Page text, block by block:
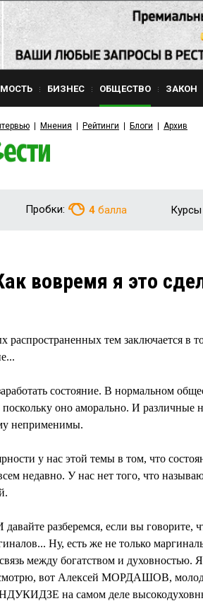
БИЗНЕС ОБЩЕСТВО ЗАКОН
Мнения Рейтинги Блоги Архив
Пробки: 4 балла
вовремя я это
тем заключается в
состояние. В нормальном
оно аморально. И различные
неприменимы.
у нас этой темы в том, что
недавно. У нас нет того, что
разберемся, если вы говорите,
Ну, есть же не только
между богатством и духовностью.
вот Алексей МОРДАШОВ,
на самом деле